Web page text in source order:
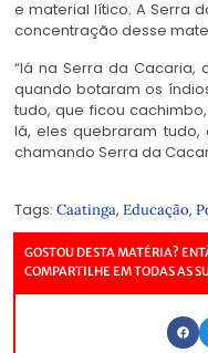
e material lítico. A Serra
concentração desse
“lá na Serra da Cacaria,
quando botaram os
tudo, que ficou
lá, eles quebraram
chamando Serra da
Tags: Caatinga, Educação,
GOSTOU DESTA MATÉRIA?
COMPARTILHE EM TODAS AS